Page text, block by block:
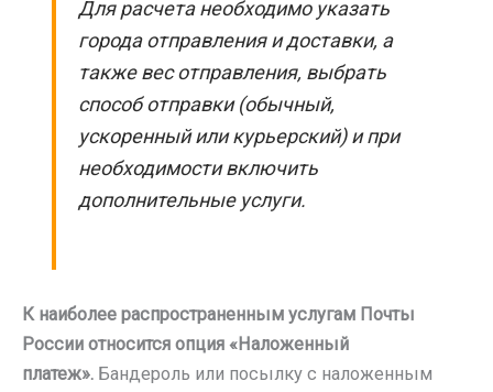
Для расчета необходимо указать
города отправления и доставки, а
также вес отправления, выбрать
способ отправки (обычный,
ускоренный или курьерский) и при
необходимости включить
дополнительные услуги.
К наиболее распространенным услугам Почты
России относится опция «Наложенный
платеж». Бандероль или посылку с наложенным